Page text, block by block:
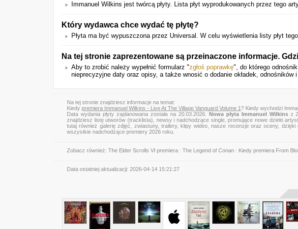
Immanuel Wilkins jest twórcą płyty. Lista płyt wyprodukowanych przez tego
Który wydawca chce wydać tę płytę?
Płyta ma być wypuszczona przez Universal. W celu wyświetlenia listy płyt
Na tej stronie zaprezentowane są przeinaczone informacje.
Aby to zrobić należy wypełnić formularz "zgłoś poprawkę", do którego
nieprecyzyjne daty oraz opisy, a także wnosić o dodanie okładek, odnośników
Na tej stronie znajdziesz informacje na temat:
Kiedy premiera Immanuel Wilkins - Live At The Village Vanguard Volume 1? Kiedy wychodzi
Data wydania płyty zaplanowana została na 20.03.2026. Nowa płyta Immanuel Wilkinsz
znajdziesz listę utworów (tracklista), newsy i nadchodzące single, promujące nowe dzieło
tutaj również galerię zdjęć, zwiastuny, trailery, klipy wideo, nasze recenzje oraz oceny,
wszystkie nadchodzące premiery 2026 roku.
Zobacz również: The Elder Scrolls VI premiera The Legend of Conan Kiedy premiera From
Data ostatniej aktualizacji: 2026-04-14 15:21:27